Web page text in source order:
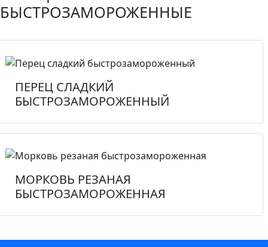
БЫСТРОЗАМОРОЖЕННЫЕ
ПЕРЕЦ СЛАДКИЙ
БЫСТРОЗАМОРОЖЕННЫЙ
МОРКОВЬ РЕЗАНАЯ
БЫСТРОЗАМОРОЖЕННАЯ